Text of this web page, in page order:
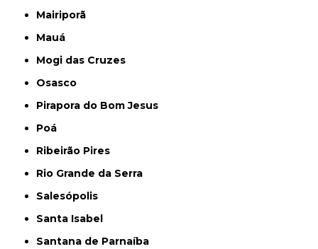
Mairiporã
Mauá
Mogi das Cruzes
Osasco
Pirapora do Bom Jesus
Poá
Ribeirão Pires
Rio Grande da Serra
Salesópolis
Santa Isabel
Santana de Parnaíba